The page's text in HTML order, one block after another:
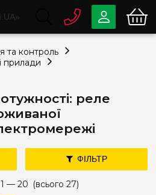
реле
ФІЛЬТР
нові надходження
1 — 20 (всього 27)
0 80033-63-07
info@e7.com.ua
334-79-78
Viber Telegram
та контроль
прилади